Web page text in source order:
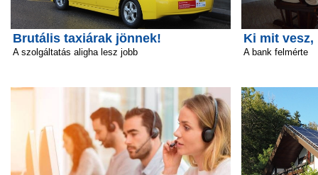
Brutális taxiárak jönnek!
A szolgáltatás aligha lesz jobb
Ki mit vesz,
A bank felmérte